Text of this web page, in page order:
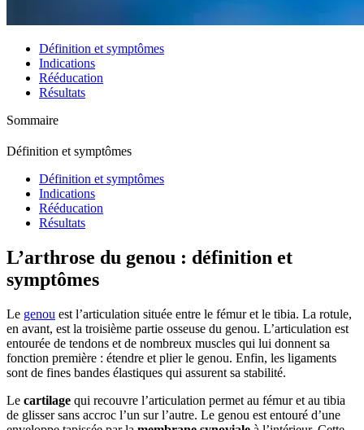
Définition et symptômes
Indications
Rééducation
Résultats
Sommaire
Définition et symptômes
Définition et symptômes
Indications
Rééducation
Résultats
L’arthrose du genou : définition et
symptômes
Le genou est l’articulation située entre le fémur et le tibia. La rotule,
en avant, est la troisième partie osseuse du genou. L’articulation est
entourée de tendons et de nombreux muscles qui lui donnent sa
fonction première : étendre et plier le genou. Enfin, les ligaments
sont de fines bandes élastiques qui assurent sa stabilité.
Le cartilage qui recouvre l’articulation permet au fémur et au tibia
de glisser sans accroc l’un sur l’autre. Le genou est entouré d’une